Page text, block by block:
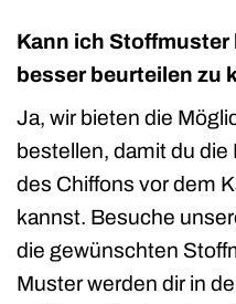
Kann ich Stoffmuster
besser beurteilen zu
Ja, wir bieten die
bestellen, damit du die
des Chiffons vor dem
kannst. Besuche
die gewünschten
Muster werden dir in